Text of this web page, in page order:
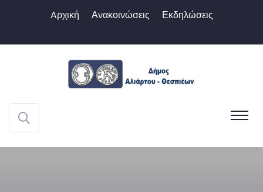
Aρχική Ανακοινώσεις Εκδηλώσεις